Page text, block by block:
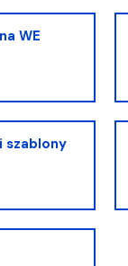
WE
szablony